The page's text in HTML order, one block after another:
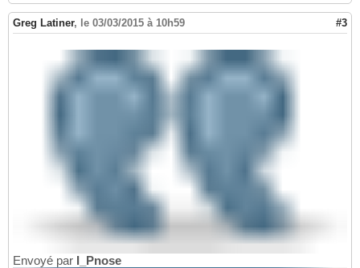
Greg Latiner, le 03/03/2015 à 10h59 #3
Envoyé par I_Pnose